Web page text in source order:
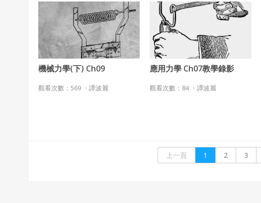
機械力學(下) Ch09
觀看次數：569 ・ 譚波麗
應用力學 Ch07教學錄影
觀看次數：84 ・譚波麗
上一頁 1 2 3